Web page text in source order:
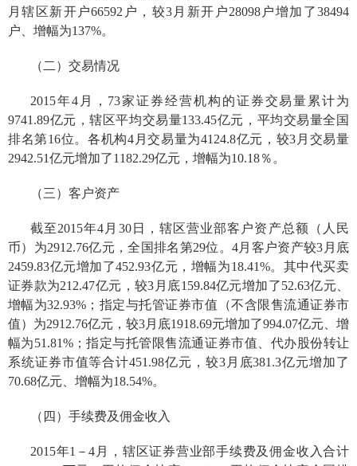
月辖区新开户66592户，较3月新开户28098户增加了38494
户、增幅为137%。
（二）交易情况
2015年4月，73家证券经营机构的证券交易量累计为
9741.89亿元，辖区平均交易量133.45亿元，平均交易量全国
排名第16位。各机构4月交易量为4124.8亿元，较3月交易量
2942.51亿元增加了1182.29亿元，增幅为10.18％。
（三）客户资产
截至2015年4月30日，辖区营业部客户资产总额（人民
币）为2912.76亿元，全国排名第29位。4月客户资产较3月底
2459.83亿元增加了452.93亿元，增幅为18.41%。其中代买卖
证券款为212.47亿元，较3月底159.84亿元增加了52.63亿元、
增幅为32.93%；指定与托管证券市值（不含限售流通证券市
值）为2912.76亿元，较3月底1918.69元增加了994.07亿元、增
幅为51.81%；指定与托管限售流通证券市值、代办股份转让
系统证券市值等合计451.98亿元，较3月底381.3亿元增加了
70.68亿元、增幅为18.54%。
（四）手续费及佣金收入
2015年1－4月，辖区证券营业部手续费及佣金收入合计